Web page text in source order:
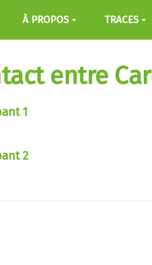
À PROPOS TRACES
entre
1
2